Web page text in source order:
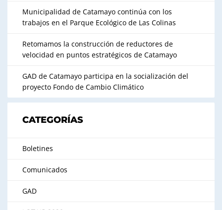
Municipalidad de Catamayo continúa con los
trabajos en el Parque Ecológico de Las Colinas
Retomamos la construcción de reductores de
velocidad en puntos estratégicos de Catamayo
GAD de Catamayo participa en la socialización del
proyecto Fondo de Cambio Climático
CATEGORÍAS
Boletines
Comunicados
GAD